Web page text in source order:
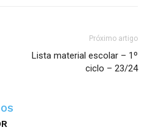
Próximo artigo
Lista material escolar – 1º
ciclo – 23/24